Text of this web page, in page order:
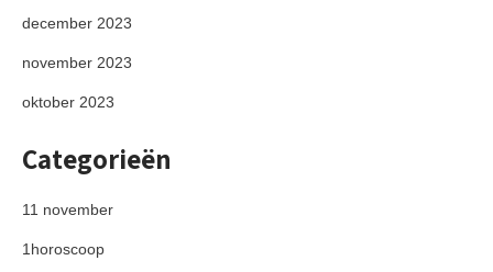
december 2023
november 2023
oktober 2023
Categorieën
11 november
1horoscoop